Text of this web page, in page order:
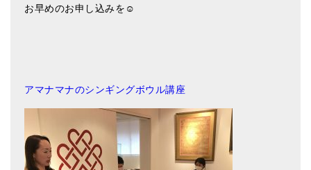
亡命チベット人尼僧のお守り・チャーム
シンギングボウル講座
倍音呼吸法レッスン
お早めのお申し込みを☺️
アマナマナのシンギングボウル講座